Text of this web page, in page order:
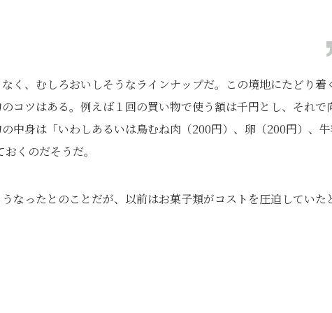
く、むしろおいしそうなラインナップだ。この境地にたどり着
コツはある。例えば１回の買い物で使う額は千円とし、それで
中身は「いわしあるいは鳥むね肉（200円）、卵（200円）、
くのだそうだ。
なったとのことだが、以前はお菓子類がコストを圧迫していた